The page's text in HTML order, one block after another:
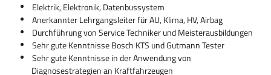
Elektrik, Elektronik, Datenbussystem
Anerkannter Lehrgangsleiter für AU, Klima, HV, Airbag
Durchführung von Service Techniker und Meisterausbildungen
Sehr gute Kenntnisse Bosch KTS und Gutmann Tester
Sehr gute Kenntnisse in der Anwendung von
Diagnosestrategien an Kraftfahrzeugen